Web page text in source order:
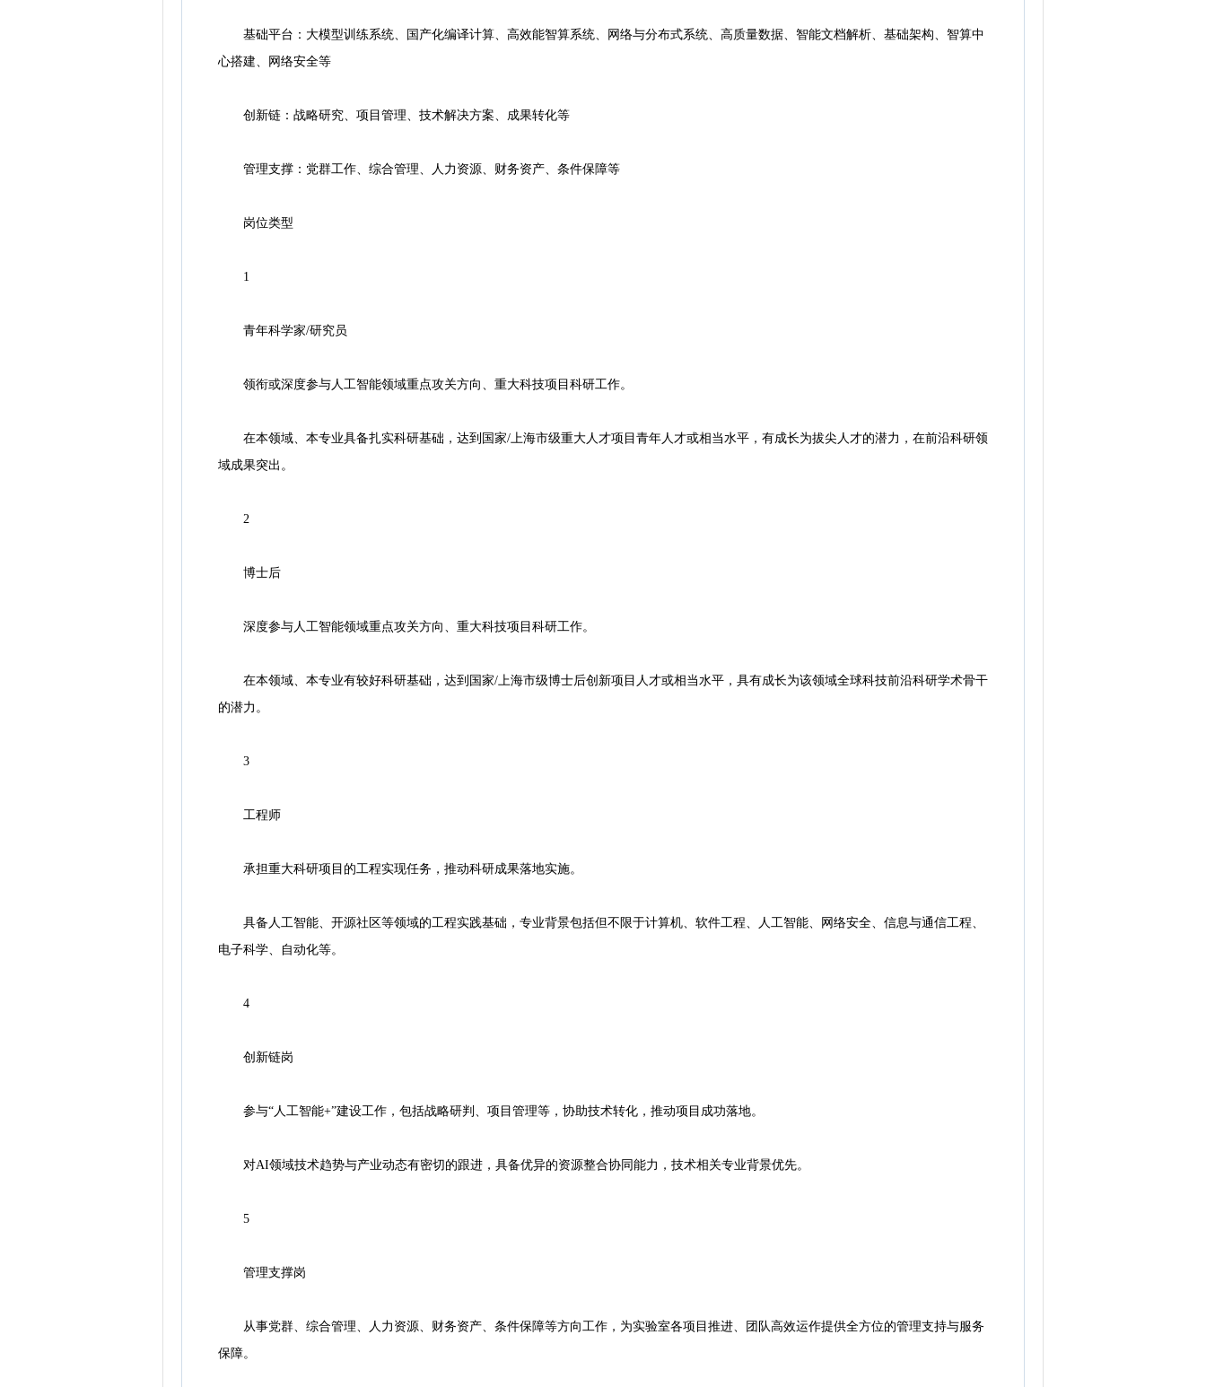
基础平台：大模型训练系统、国产化编译计算、高效能智算系统、网络与分布式系统、高质量数据、智能文档解析、基础架构、智算中
心搭建、网络安全等
创新链：战略研究、项目管理、技术解决方案、成果转化等
管理支撑：党群工作、综合管理、人力资源、财务资产、条件保障等
岗位类型
1
青年科学家/研究员
领衔或深度参与人工智能领域重点攻关方向、重大科技项目科研工作。
在本领域、本专业具备扎实科研基础，达到国家/上海市级重大人才项目青年人才或相当水平，有成长为拔尖人才的潜力，在前沿科研领
域成果突出。
2
博士后
深度参与人工智能领域重点攻关方向、重大科技项目科研工作。
在本领域、本专业有较好科研基础，达到国家/上海市级博士后创新项目人才或相当水平，具有成长为该领域全球科技前沿科研学术骨干
的潜力。
3
工程师
承担重大科研项目的工程实现任务，推动科研成果落地实施。
具备人工智能、开源社区等领域的工程实践基础，专业背景包括但不限于计算机、软件工程、人工智能、网络安全、信息与通信工程、
电子科学、自动化等。
4
创新链岗
参与“人工智能+”建设工作，包括战略研判、项目管理等，协助技术转化，推动项目成功落地。
对AI领域技术趋势与产业动态有密切的跟进，具备优异的资源整合协同能力，技术相关专业背景优先。
5
管理支撑岗
从事党群、综合管理、人力资源、财务资产、条件保障等方向工作，为实验室各项目推进、团队高效运作提供全方位的管理支持与服务
保障。